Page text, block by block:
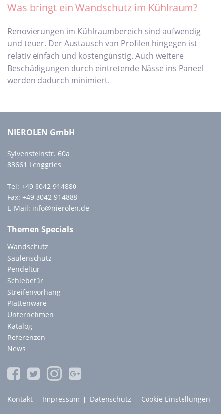
Was bringt ein Wandschutz im Kühlraum?
Renovierungen im Kühlraumbereich sind aufwendig
und teuer. Der Austausch von Profilen hingegen ist
relativ einfach und kostengünstig. Auch weitere
Beschädigungen durch eintretende Nässe ins Paneel
werden dadurch minimiert.
NIEROLEN GmbH
Sylvensteinstr. 60a
83661 Lenggries
Tel: +49 8042 914880
Fax: +49 8042 914888
E-Mail: info@nierolen.de
Themen Specials
Wandschutz
Säulenschutz
Pendeltür
Schiebetür
Streifenvorhang
Plattenware
Unternehmen
Katalog
Referenzen
News
Navigation
Kontakt Impressum Datenschutz Cookie Einstellungen